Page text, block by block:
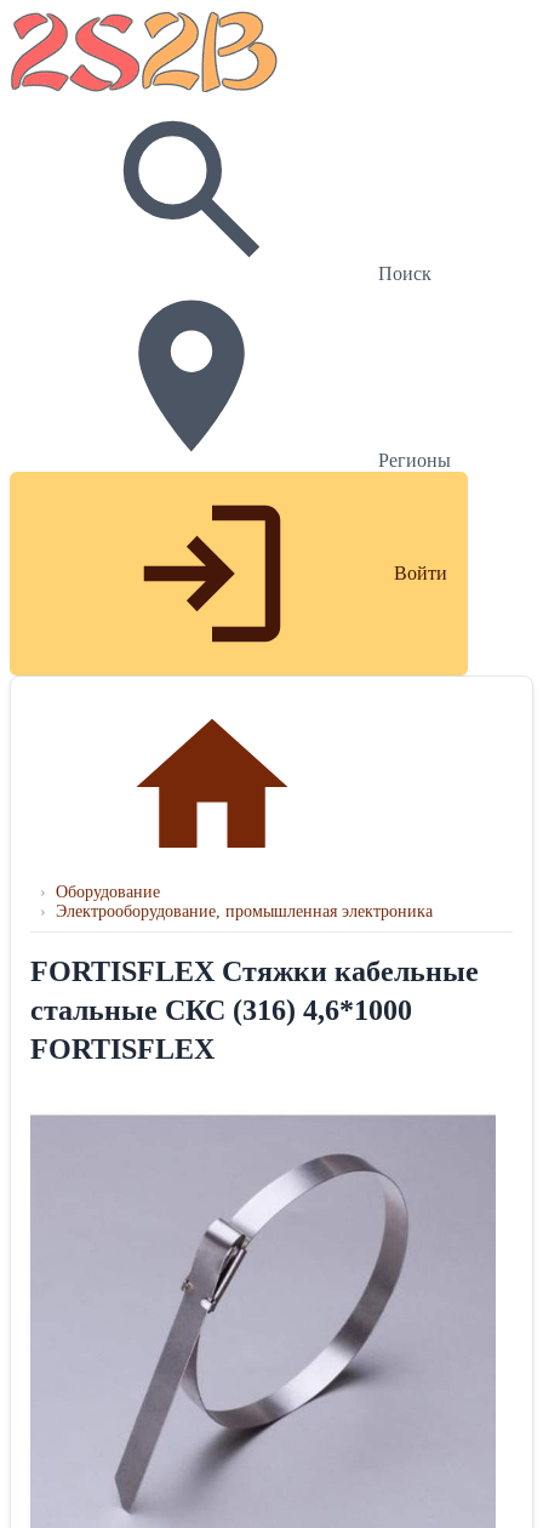
Поиск
Регионы
Войти
› Оборудование
› Электрооборудование, промышленная электроника
FORTISFLEX Стяжки кабельные
стальные СКС (316) 4,6*1000
FORTISFLEX